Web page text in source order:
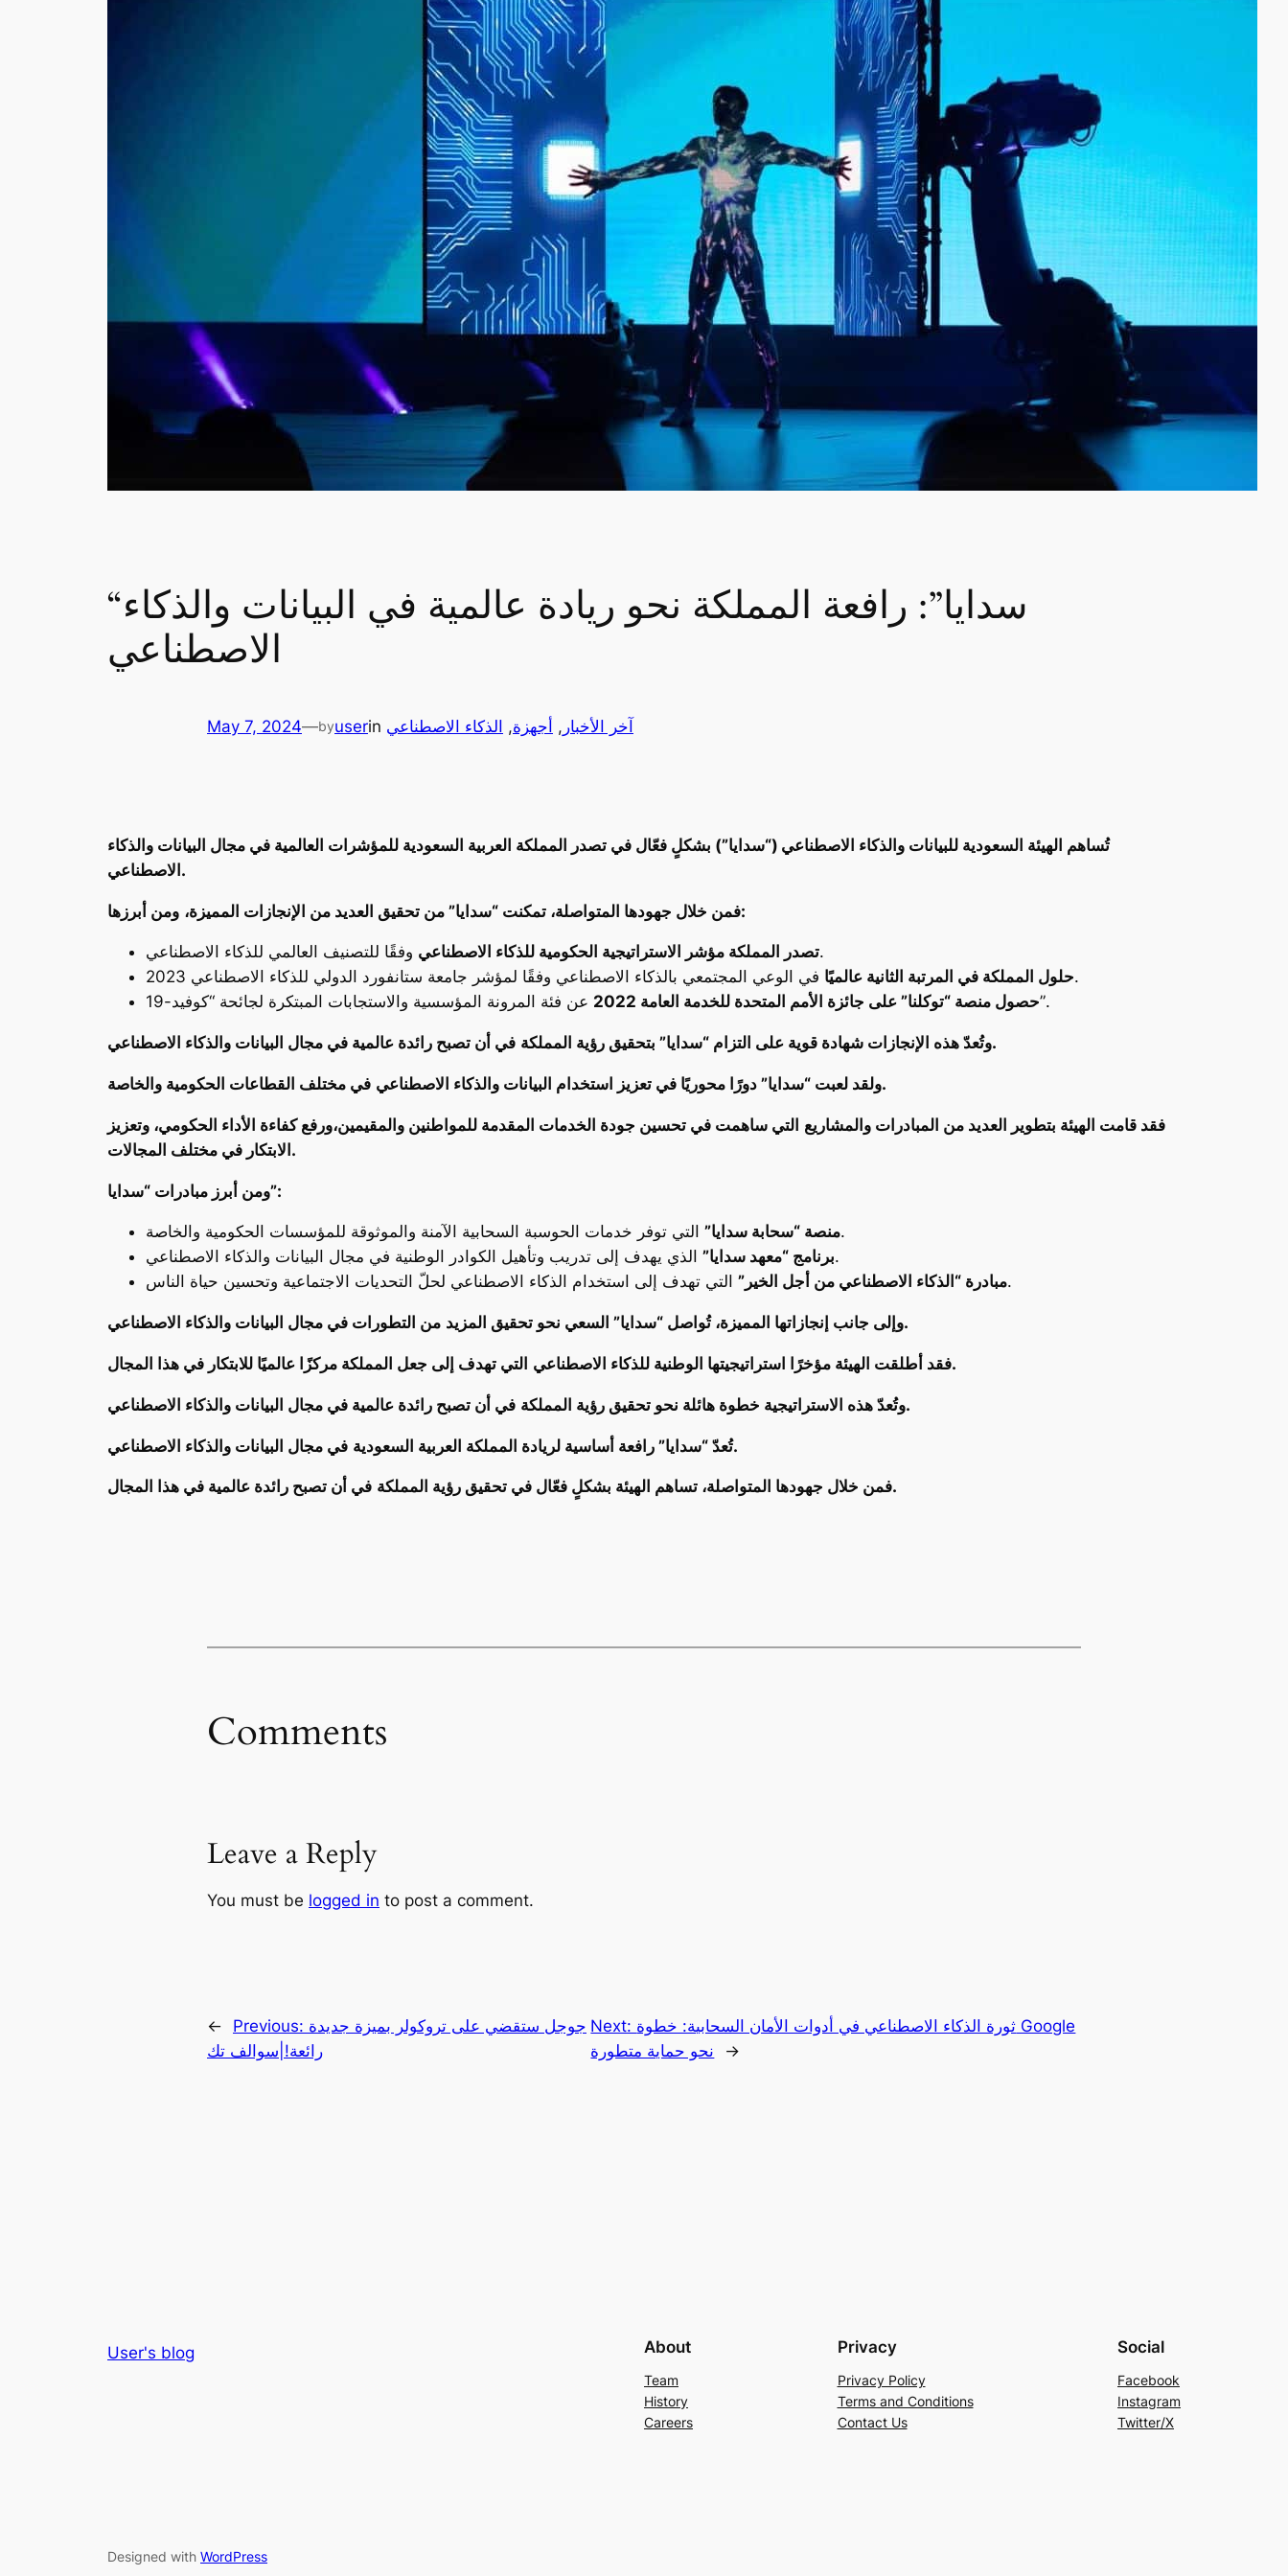
“سدايا”: رافعة المملكة نحو ريادة عالمية في البيانات والذكاء
الاصطناعي
May 7, 2024—byuserin آخر الأخبار , أجهزة, الذكاء الاصطناعي
تُساهم الهيئة السعودية للبيانات والذكاء الاصطناعي (“سدايا”) بشكلٍ فعّال في تصدر المملكة العربية السعودية للمؤشرات العالمية في مجال البيانات والذكاء
الاصطناعي.
فمن خلال جهودها المتواصلة، تمكنت “سدايا” من تحقيق العديد من الإنجازات المميزة،ومن أبرزها:
تصدر المملكة مؤشر الاستراتيجية الحكومية للذكاء الاصطناعيوفقًا للتصنيف العالمي للذكاء الاصطناعي.
حلول المملكة في المرتبة الثانية عالميًافي الوعي المجتمعي بالذكاء الاصطناعي وفقًا لمؤشر جامعة ستانفورد الدولي للذكاء الاصطناعي 2023.
حصول منصة “توكلنا” على جائزة الأمم المتحدة للخدمة العامة 2022عن فئة المرونة المؤسسية والاستجابات المبتكرة لجائحة “كوفيد-19”.
وتُعدّ هذه الإنجازات شهادة قوية على التزام “سدايا” بتحقيق رؤية المملكةفي أن تصبح رائدة عالمية في مجال البيانات والذكاء الاصطناعي.
ولقد لعبت “سدايا” دورًا محوريًا في تعزيز استخدام البيانات والذكاء الاصطناعيفي مختلف القطاعات الحكومية والخاصة.
فقد قامت الهيئة بتطوير العديد من المبادرات والمشاريع التي ساهمت في تحسين جودة الخدمات المقدمة للمواطنين والمقيمين،ورفع كفاءة الأداء الحكومي، وتعزيز
الابتكار في مختلف المجالات.
ومن أبرز مبادرات “سدايا”:
منصة “سحابة سدايا”التي توفر خدمات الحوسبة السحابية الآمنة والموثوقة للمؤسسات الحكومية والخاصة.
برنامج “معهد سدايا”الذي يهدف إلى تدريب وتأهيل الكوادر الوطنية في مجال البيانات والذكاء الاصطناعي.
مبادرة “الذكاء الاصطناعي من أجل الخير”التي تهدف إلى استخدام الذكاء الاصطناعي لحلّ التحديات الاجتماعية وتحسين حياة الناس.
وإلى جانب إنجازاتها المميزة، تُواصل “سدايا” السعي نحو تحقيق المزيدمن التطورات في مجال البيانات والذكاء الاصطناعي.
فقد أطلقت الهيئة مؤخرًا استراتيجيتها الوطنية للذكاء الاصطناعيالتي تهدف إلى جعل المملكة مركزًا عالميًا للابتكار في هذا المجال.
وتُعدّ هذه الاستراتيجية خطوة هائلة نحو تحقيق رؤية المملكةفي أن تصبح رائدة عالمية في مجال البيانات والذكاء الاصطناعي.
تُعدّ “سدايا” رافعة أساسية لريادة المملكة العربية السعوديةفي مجال البيانات والذكاء الاصطناعي.
فمن خلال جهودها المتواصلة، تساهم الهيئة بشكلٍ فعّال في تحقيق رؤية المملكةفي أن تصبح رائدة عالمية في هذا المجال.
Comments
Leave a Reply
You must be logged in to post a comment.
← Previous: جوجل ستقضي على تروكولر بميزة جديدة
رائعة!|سوالف تك
Next: ثورة الذكاء الاصطناعي في أدوات الأمان السحابية: خطوة Google
نحو حماية متطورة
→
User's blog About
Team
History
Careers
Privacy
Privacy Policy
Terms and Conditions
Contact Us
Social
Facebook
Instagram
Twitter/X
Designed with WordPress